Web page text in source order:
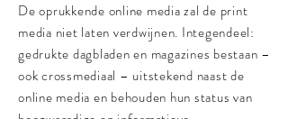
De oprukkende online media zal de print
media niet laten verdwijnen. Integendeel:
gedrukte dagbladen en magazines bestaan –
ook crossmediaal – uitstekend naast de
online media en behouden hun status van